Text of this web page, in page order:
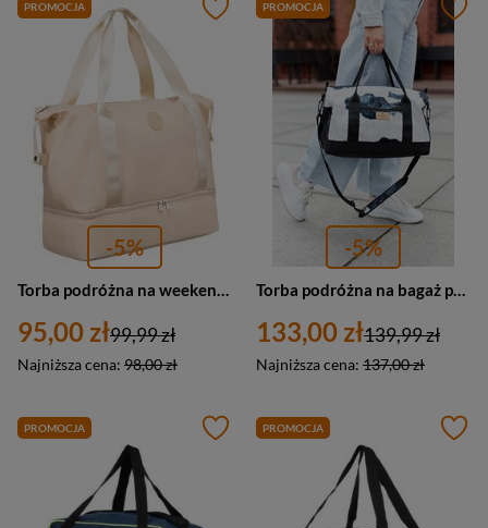
PROMOCJA
-5%
95,00 zł
Najniższa cena: 98,00 zł
99,99 zł
PROMOCJA
-5%
133,00 zł
Najniższa cena: 137,00 zł
139,99 zł
PROMOCJA PROMOCJA